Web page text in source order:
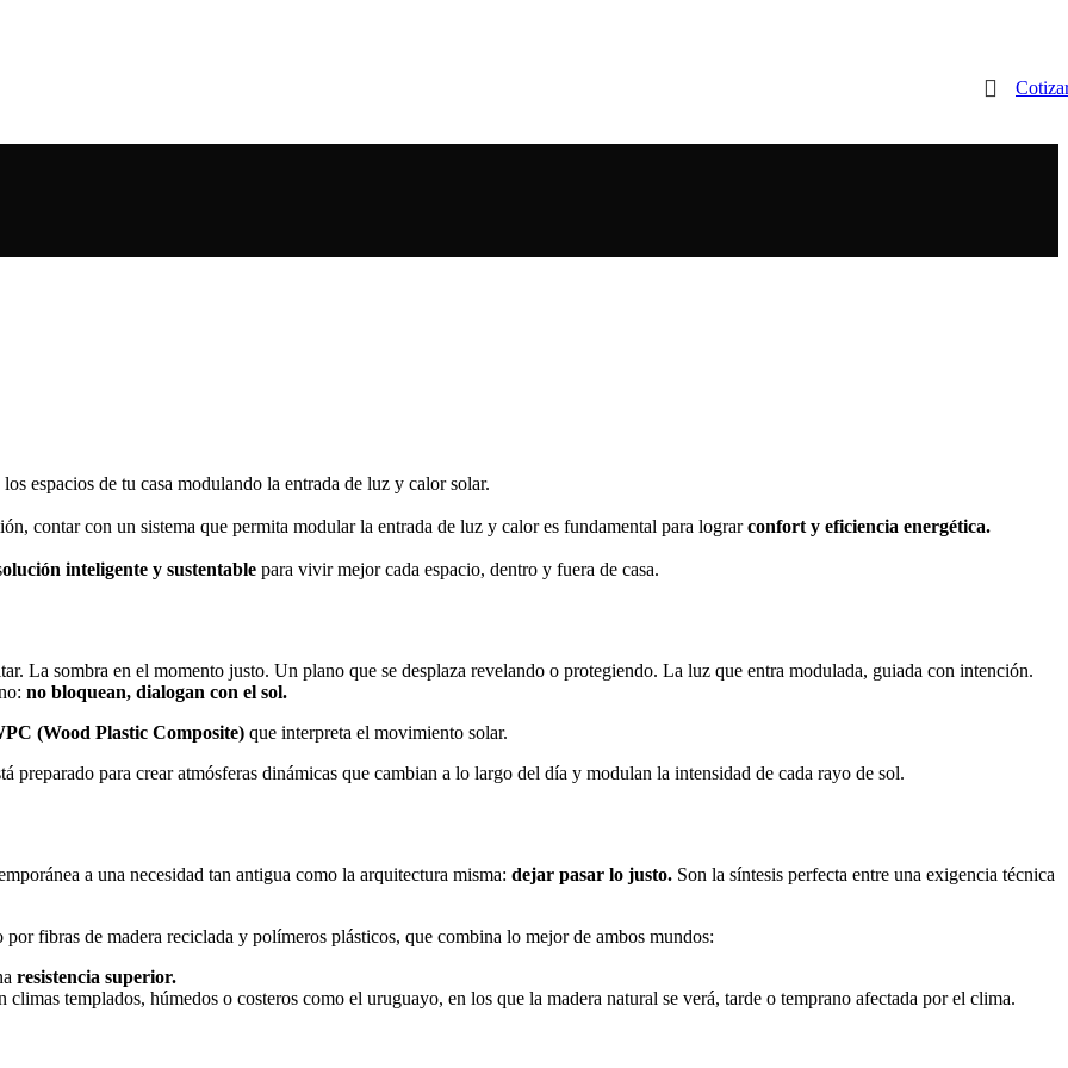
espacios de tu casa modulando la entrada de luz y calor solar.
contar con un sistema que permita modular la entrada de luz y calor es fundamental para lograrconfort y eficiencia energética.
olución inteligente y sustentable para vivir mejor cada espacio, dentro y fuera de casa.
La sombra en el momento justo. Un plano que se desplaza revelando o protegiendo. La luz que entra modulada, guiada con intención.
no bloquean, dialogan con el sol.
(Wood Plastic Composite) que interpreta el movimiento solar.
preparado para crear atmósferas dinámicas que cambian a lo largo del día y modulan la intensidad de cada rayo de sol.
a una necesidad tan antigua como la arquitectura misma: dejar pasar lo justo. Son la síntesis perfecta entre una exigencia técnica
fibras de madera reciclada y polímeros plásticos, que combina lo mejor de ambos mundos:
resistencia superior.
climas templados, húmedos o costeros como el uruguayo, en los que la madera natural se verá, tarde o temprano afectada por el clima.